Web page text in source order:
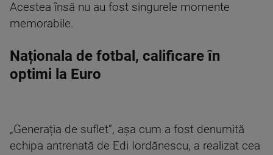
Acestea însă nu au fost singurele momente
memorabile.
Naționala de fotbal, calificare în
optimi la Euro
„Generația de suflet”, așa cum a fost denumită
echipa antrenată de Edi Iordănescu, a realizat cea